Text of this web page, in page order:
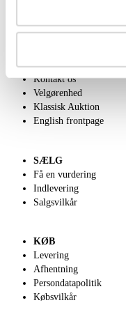
Om Lauritz.com
Kontakt os
Velgørenhed
Klassisk Auktion
English frontpage
SÆLG
Få en vurdering
Indlevering
Salgsvilkår
KØB
Levering
Afhentning
Persondatapolitik
Købsvilkår